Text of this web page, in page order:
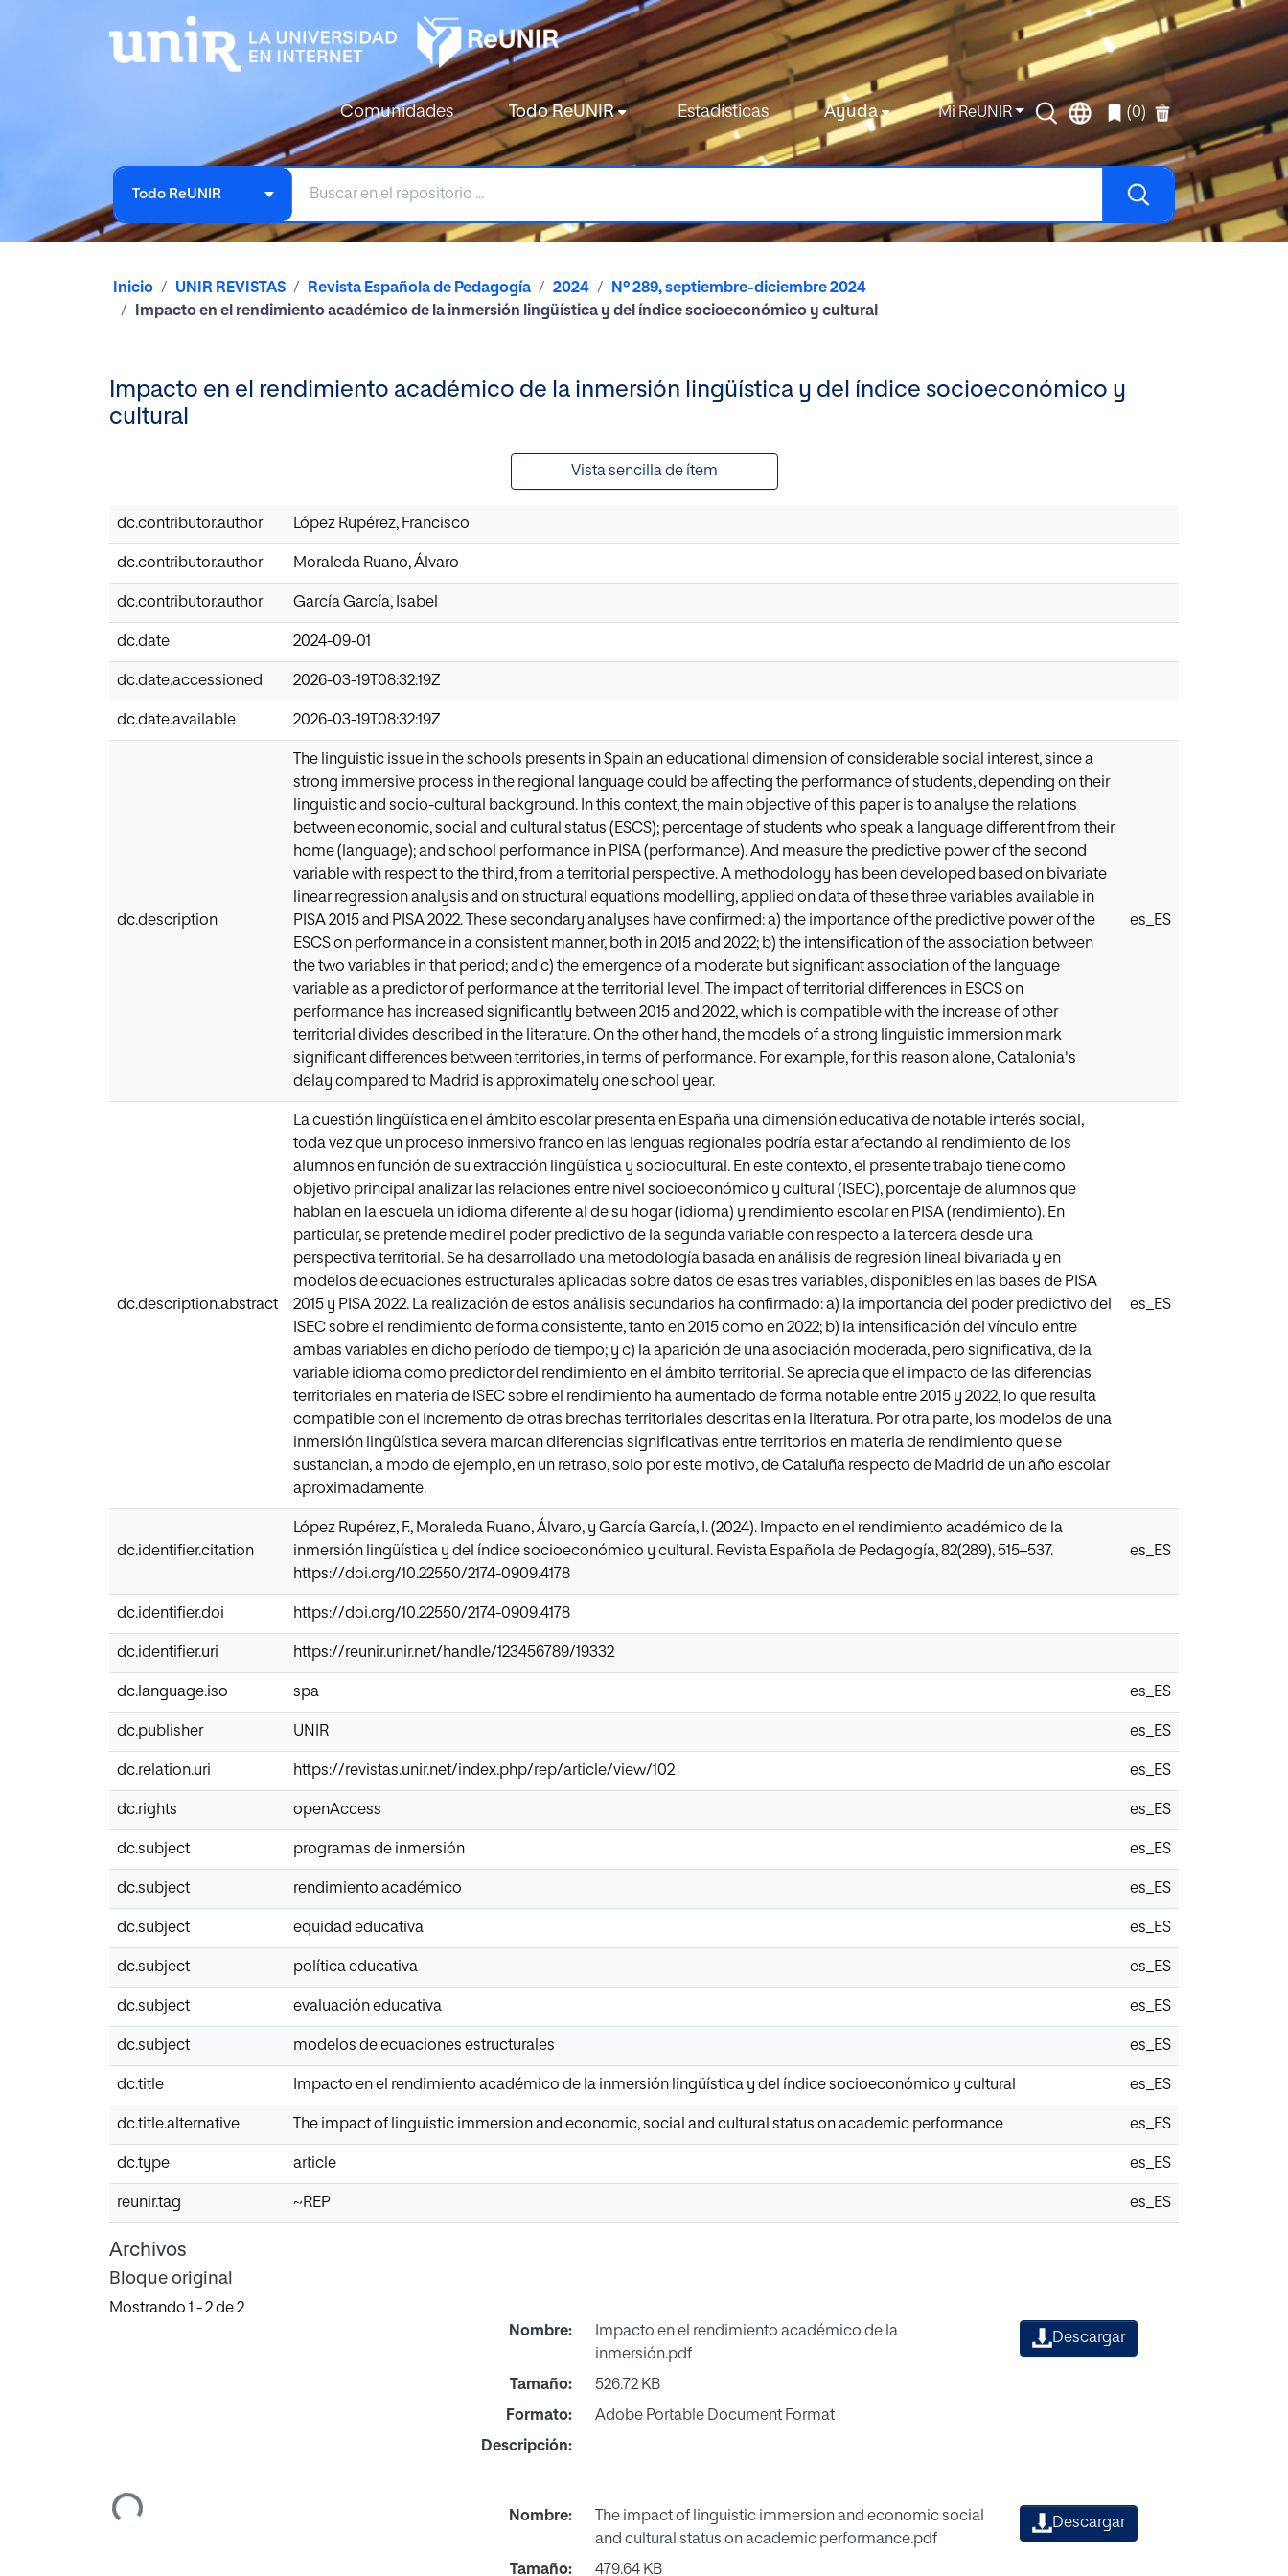
Comunidades Todo ReUNIR Estadísticas Ayuda Mi ReUNIR (0)
Todo ReUNIR
Inicio UNIR REVISTAS Revista Española de Pedagogía 2024
Nº 289, septiembre-diciembre 2024
Impacto en el rendimiento académico de la inmersión lingüística y del índice socioeconómico y cultural
Impacto en el rendimiento académico de la inmersión lingüística y del índice socioeconómico y
cultural
Vista sencilla de ítem
dc.contributor.author López Rupérez, Francisco
dc.contributor.author Moraleda Ruano, Álvaro
dc.contributor.author García García, Isabel
dc.date 2024-09-01
dc.date.accessioned 2026-03-19T08:32:19Z
dc.date.available 2026-03-19T08:32:19Z
dc.description
The linguistic issue in the schools presents in Spain an educational dimension of considerable social interest, since a
strong immersive process in the regional language could be affecting the performance of students, depending on their
linguistic and socio-cultural background. In this context, the main objective of this paper is to analyse the relations
between economic, social and cultural status (ESCS); percentage of students who speak a language different from their
home (language); and school performance in PISA (performance). And measure the predictive power of the second
variable with respect to the third, from a territorial perspective. A methodology has been developed based on bivariate
linear regression analysis and on structural equations modelling, applied on data of these three variables available in
PISA 2015 and PISA 2022. These secondary analyses have confirmed: a) the importance of the predictive power of the
ESCS on performance in a consistent manner, both in 2015 and 2022; b) the intensification of the association between
the two variables in that period; and c) the emergence of a moderate but significant association of the language
variable as a predictor of performance at the territorial level. The impact of territorial differences in ESCS on
performance has increased significantly between 2015 and 2022, which is compatible with the increase of other
territorial divides described in the literature. On the other hand, the models of a strong linguistic immersion mark
significant differences between territories, in terms of performance. For example, for this reason alone, Catalonia's
delay compared to Madrid is approximately one school year.
es_ES
dc.description.abstract
La cuestión lingüística en el ámbito escolar presenta en España una dimensión educativa de notable interés social,
toda vez que un proceso inmersivo franco en las lenguas regionales podría estar afectando al rendimiento de los
alumnos en función de su extracción lingüística y sociocultural. En este contexto, el presente trabajo tiene como
objetivo principal analizar las relaciones entre nivel socioeconómico y cultural (ISEC), porcentaje de alumnos que
hablan en la escuela un idioma diferente al de su hogar (idioma) y rendimiento escolar en PISA (rendimiento). En
particular, se pretende medir el poder predictivo de la segunda variable con respecto a la tercera desde una
perspectiva territorial. Se ha desarrollado una metodología basada en análisis de regresión lineal bivariada y en
modelos de ecuaciones estructurales aplicadas sobre datos de esas tres variables, disponibles en las bases de PISA
2015 y PISA 2022. La realización de estos análisis secundarios ha confirmado: a) la importancia del poder predictivo del
ISEC sobre el rendimiento de forma consistente, tanto en 2015 como en 2022; b) la intensificación del vínculo entre
ambas variables en dicho período de tiempo; y c) la aparición de una asociación moderada, pero significativa, de la
variable idioma como predictor del rendimiento en el ámbito territorial. Se aprecia que el impacto de las diferencias
territoriales en materia de ISEC sobre el rendimiento ha aumentado de forma notable entre 2015 y 2022, lo que resulta
compatible con el incremento de otras brechas territoriales descritas en la literatura. Por otra parte, los modelos de una
inmersión lingüística severa marcan diferencias significativas entre territorios en materia de rendimiento que se
sustancian, a modo de ejemplo, en un retraso, solo por este motivo, de Cataluña respecto de Madrid de un año escolar
aproximadamente.
es_ES
dc.identifier.citation
López Rupérez, F., Moraleda Ruano, Álvaro, y García García, I. (2024). Impacto en el rendimiento académico de la
inmersión lingüística y del índice socioeconómico y cultural. Revista Española de Pedagogía, 82(289), 515–537.
https://doi.org/10.22550/2174-0909.4178
es_ES
dc.identifier.doi https://doi.org/10.22550/2174-0909.4178
dc.identifier.uri https://reunir.unir.net/handle/123456789/19332
dc.language.iso spa es_ES
dc.publisher UNIR es_ES
dc.relation.uri https://revistas.unir.net/index.php/rep/article/view/102 es_ES
dc.rights openAccess es_ES
dc.subject programas de inmersión es_ES
dc.subject rendimiento académico es_ES
dc.subject equidad educativa es_ES
dc.subject política educativa es_ES
dc.subject evaluación educativa es_ES
dc.subject modelos de ecuaciones estructurales es_ES
dc.title Impacto en el rendimiento académico de la inmersión lingüística y del índice socioeconómico y cultural es_ES
dc.title.alternative The impact of linguistic immersion and economic, social and cultural status on academic performance es_ES
dc.type article es_ES
reunir.tag ~REP es_ES
Archivos
Bloque original
Mostrando 1 - 2 de 2
Cargando...
Nombre:
Impacto en el rendimiento académico de la
inmersión.pdf
Tamaño:
526.72 KB
Formato:
Adobe Portable Document Format
Descripción:
Descargar
Nombre:
The impact of linguistic immersion and economic social
and cultural status on academic performance.pdf
Tamaño:
479.64 KB
Descargar